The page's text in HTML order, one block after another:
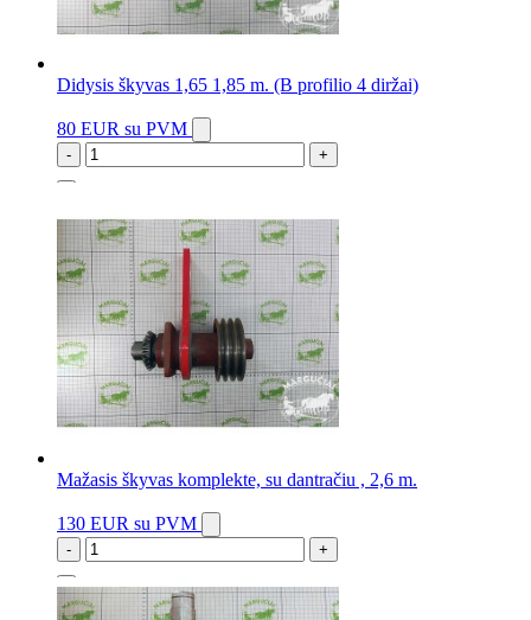
Didysis škyvas 1,65 1,85 m. (B profilio 4 diržai)
80 EUR su PVM
- +
Mažasis škyvas komplekte, su dantračiu , 2,6 m.
130 EUR su PVM
- +
2 vnt.